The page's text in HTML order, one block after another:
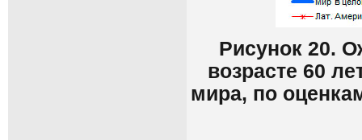
Рисунок 20.
возрасте 60
мира, по